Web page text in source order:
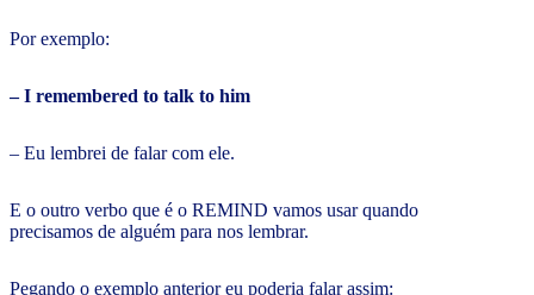
Por exemplo:
– I remembered to talk to him
– Eu lembrei de falar com ele.
E o outro verbo que é o REMIND vamos usar quando
precisamos de alguém para nos lembrar.
Pegando o exemplo anterior eu poderia falar assim: